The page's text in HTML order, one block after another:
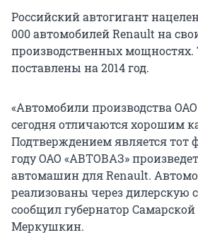
Российский автогигант
000 автомобилей Renault на
производственных
поставлены на 2014 год.
«Автомобили производства
сегодня отличаются хорошим
Подтверждением является тот
году ОАО «АВТОВАЗ»
автомашин для Renault.
реализованы через дилерскую
сообщил губернатор
Меркушкин.